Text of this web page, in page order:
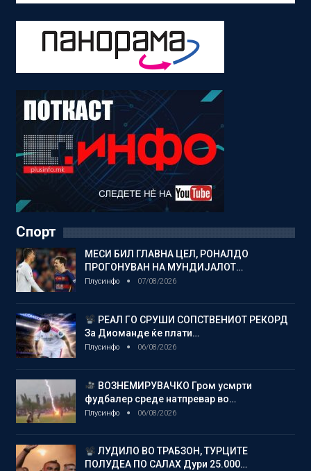
Спорт
МЕСИ БИЛ ГЛАВНА ЦЕЛ, РОНАЛДО
ПРОГОНУВАН НА МУНДИЈАЛОТ…
Плусинфо 07/08/2026
РЕАЛ ГО СРУШИ СОПСТВЕНИОТ РЕКОРД
За Диоманде ќе плати…
Плусинфо 06/08/2026
ВОЗНЕМИРУВАЧКО Гром усмрти
фудбалер среде натпревар во…
Плусинфо 06/08/2026
ЛУДИЛО ВО ТРАБЗОН, ТУРЦИТЕ
ПОЛУДЕА ПО САЛАХ Дури 25.000…